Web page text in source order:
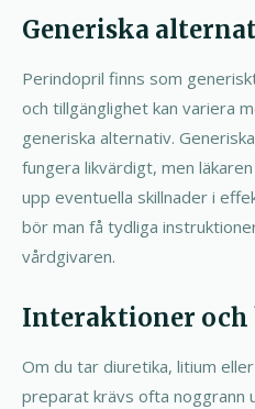
Generiska
Perindopril finns som
och tillgänglighet kan variera
generiska alternativ.
fungera likvärdigt, men
upp eventuella skillnader i
bör man få tydliga
vårdgivaren.
Interaktioner
Om du tar diuretika, litium
preparat krävs ofta noggrann